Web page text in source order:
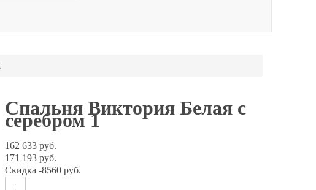
Спальня Виктория Белая с
серебром 1
162 633 руб.
171 193 руб.
Скидка -8560 руб.